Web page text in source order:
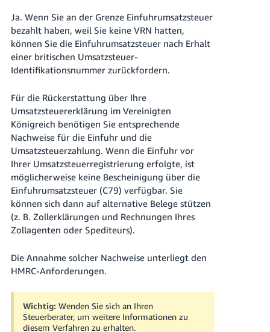
Ja. Wenn Sie an der Grenze Einfuhrumsatzsteuer
bezahlt haben, weil Sie keine VRN hatten,
können Sie die Einfuhrumsatzsteuer nach Erhalt
einer britischen Umsatzsteuer-
Identifikationsnummer zurückfordern.
Für die Rückerstattung über Ihre
Umsatzsteuererklärung im Vereinigten
Königreich benötigen Sie entsprechende
Nachweise für die Einfuhr und die
Umsatzsteuerzahlung. Wenn die Einfuhr vor
Ihrer Umsatzsteuerregistrierung erfolgte, ist
möglicherweise keine Bescheinigung über die
Einfuhrumsatzsteuer (C79) verfügbar. Sie
können sich dann auf alternative Belege stützen
(z. B. Zollerklärungen und Rechnungen Ihres
Zollagenten oder Spediteurs).
Die Annahme solcher Nachweise unterliegt den
HMRC-Anforderungen.
Wichtig: Wenden Sie sich an Ihren
Steuerberater, um weitere Informationen zu
diesem Verfahren zu erhalten.